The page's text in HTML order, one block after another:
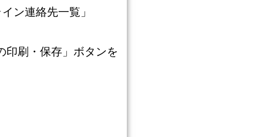
ン連絡先一覧」
印刷・保存」ボタンを